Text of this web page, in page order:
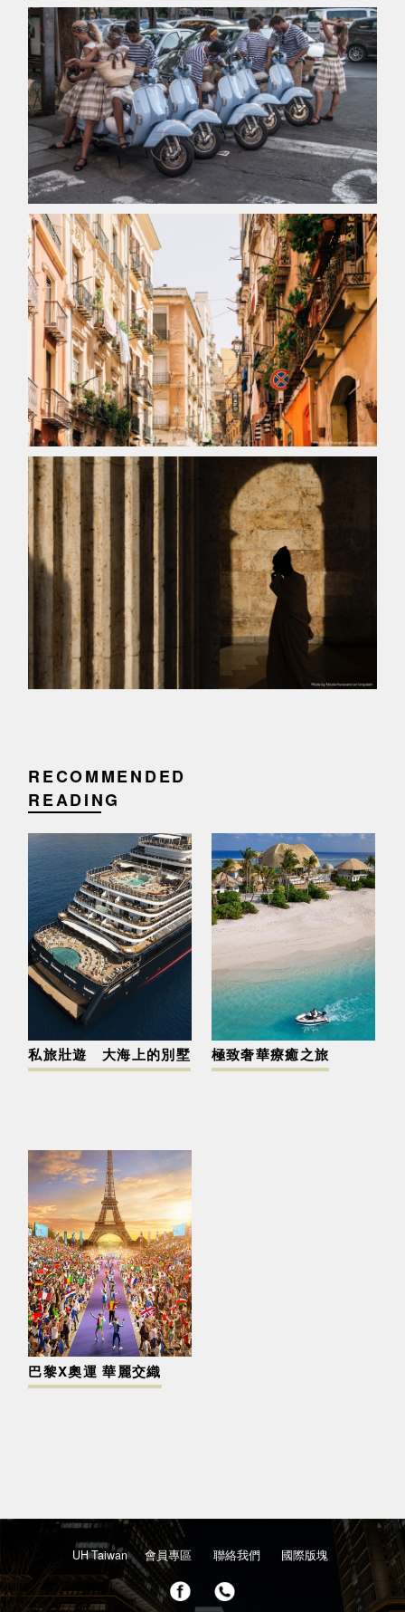
RECOMMENDED
READING
私旅壯遊 大海上的別墅 極致奢華療癒之旅
巴黎X奧運 華麗交織
UH Taiwan 會員專區 聯絡我們 國際版塊